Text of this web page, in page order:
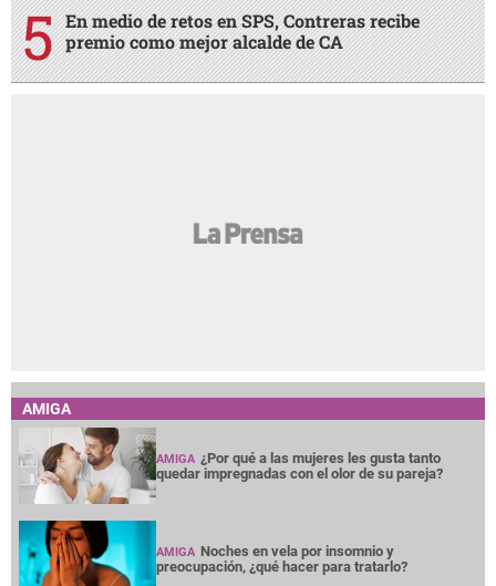
En medio de retos en SPS, Contreras recibe
premio como mejor alcalde de CA
AMIGA
AMIGA ¿Por qué a las mujeres les gusta tanto
quedar impregnadas con el olor de su pareja?
AMIGA Noches en vela por insomnio y
preocupación, ¿qué hacer para tratarlo?